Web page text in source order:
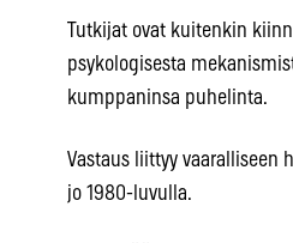
Tutkijat ovat kuitenkin
psykologisesta
kumppaninsa puhelinta.
Vastaus liittyy vaaralliseen
jo 1980-luvulla.